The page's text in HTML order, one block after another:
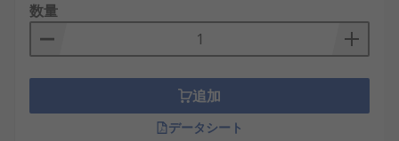
数量
追加
データシート